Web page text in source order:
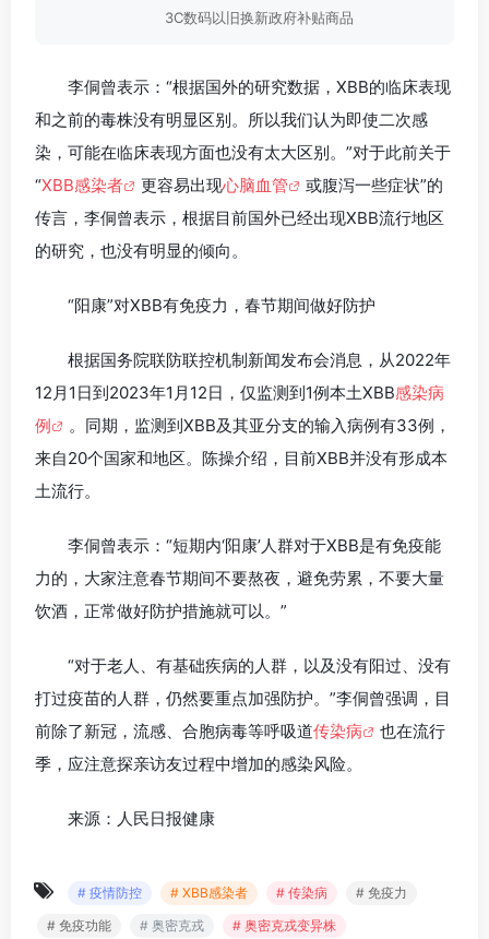
3C数码以旧换新政府补贴商品
李侗曾表示：“根据国外的研究数据，XBB的临床表现
和之前的毒株没有明显区别。所以我们认为即使二次感
染，可能在临床表现方面也没有太大区别。”对于此前关于
“XBB感染者 更容易出现心脑血管
或腹泻一些症状”的
传言，李侗曾表示，根据目前国外已经出现XBB流行地区
的研究，也没有明显的倾向。
“阳康”对XBB有免疫力，春节期间做好防护
根据国务院联防联控机制新闻发布会消息，从2022年
12月1日到2023年1月12日，仅监测到1例本土XBB感染病
例
。同期，监测到XBB及其亚分支的输入病例有33例，
来自20个国家和地区。陈操介绍，目前XBB并没有形成本
土流行。
李侗曾表示：“短期内‘阳康’人群对于XBB是有免疫能
力的，大家注意春节期间不要熬夜，避免劳累，不要大量
饮酒，正常做好防护措施就可以。”
“对于老人、有基础疾病的人群，以及没有阳过、没有
打过疫苗的人群，仍然要重点加强防护。”李侗曾强调，目
前除了新冠，流感、合胞病毒等呼吸道传染病
也在流行
季，应注意探亲访友过程中增加的感染风险。
来源：人民日报健康
# 疫情防控 # XBB感染者 # 传染病
# 免疫力
# 免疫功能
# 奥密克戎
# 奥密克戎变异株